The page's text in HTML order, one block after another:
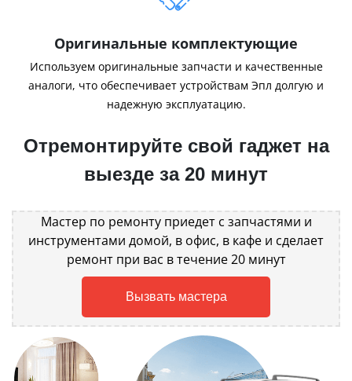
Оригинальные комплектующие
Используем оригинальные запчасти и качественные
аналоги, что обеспечивает устройствам Эпл долгую и
надежную эксплуатацию.
Отремонтируйте свой гаджет на
выезде за 20 минут
Мастер по ремонту приедет с запчастями и
инструментами домой, в офис, в кафе и сделает
ремонт при вас в течение 20 минут
Вызвать мастера